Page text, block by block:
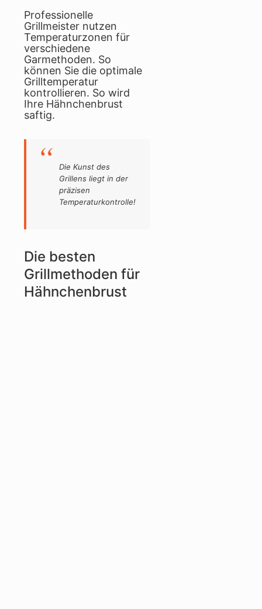
Professionelle
Grillmeister nutzen
Temperaturzonen für
verschiedene
Garmethoden. So
können Sie die optimale
Grilltemperatur
kontrollieren. So wird
Ihre Hähnchenbrust
saftig.
Die Kunst des
Grillens liegt in der
präzisen
Temperaturkontrolle!
Die besten
Grillmethoden für
Hähnchenbrust